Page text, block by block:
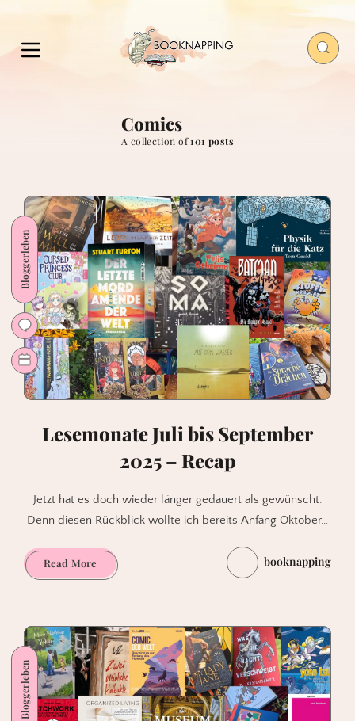
Comics
A collection of101 posts
Bloggerleben
Lesemonate Juli bis September
2025 – Recap
Jetzt hat es doch wieder länger gedauert als gewünscht.
Denn diesen Rückblick wollte ich bereits Anfang Oktober…
Read MoreLesemonate
Juli
2025
–
Recap
booknapping
Bloggerleben